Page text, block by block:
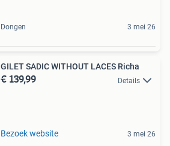
Dongen 3 mei 26
GILET SADIC WITHOUT LACES Richa
€ 139,99 Details
Bezoek website 3 mei 26